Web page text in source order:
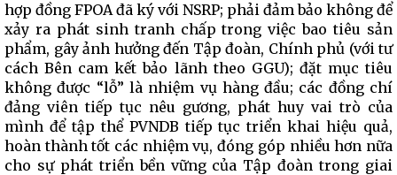
hợp đồng FPOA đã ký với NSRP; phải đảm bảo không để
xảy ra phát sinh tranh chấp trong việc bao tiêu sản
phẩm, gây ảnh hưởng đến Tập đoàn, Chính phủ (với tư
cách Bên cam kết bảo lãnh theo GGU); đặt mục tiêu
không được “lỗ” là nhiệm vụ hàng đầu; các đồng chí
đảng viên tiếp tục nêu gương, phát huy vai trò của
mình để tập thể PVNDB tiếp tục triển khai hiệu quả,
hoàn thành tốt các nhiệm vụ, đóng góp nhiều hơn nữa
cho sự phát triển bền vững của Tập đoàn trong giai